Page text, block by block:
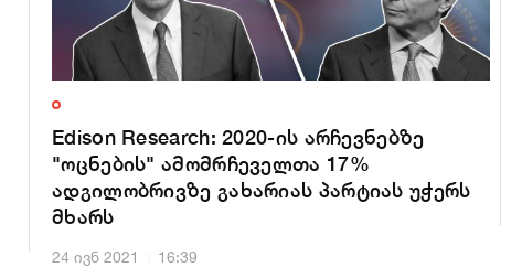
Edison Research: 2020-ის არჩევნებზე
"ოცნების" ამომრჩეველთა 17%
ადგილობრივზე გახარიას პარტიას უჭერს
მხარს
24 ივნ 2021 16:39